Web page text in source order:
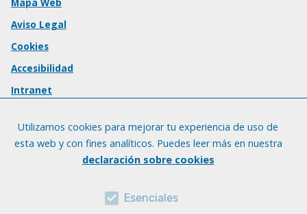
Aviso Legal
Cookies
Accesibilidad
Intranet
Utilizamos cookies para mejorar tu experiencia de uso de
esta web y con fines analíticos. Puedes leer más en nuestra
declaración sobre cookies
Esenciales